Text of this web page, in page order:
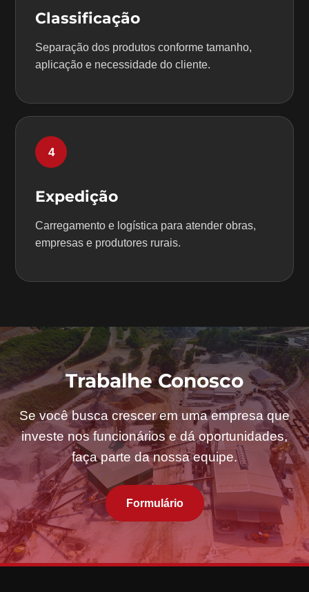
Classificação
Separação dos produtos conforme tamanho,
aplicação e necessidade do cliente.
4
Expedição
Carregamento e logística para atender obras,
empresas e produtores rurais.
Trabalhe Conosco
Se você busca crescer em uma empresa que
investe nos funcionários e dá oportunidades,
faça parte da nossa equipe.
Formulário